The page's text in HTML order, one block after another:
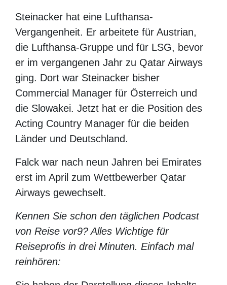
Steinacker hat eine Lufthansa-
Vergangenheit. Er arbeitete für Austrian,
die Lufthansa-Gruppe und für LSG, bevor er
im vergangenen Jahr zu Qatar Airways
ging. Dort war Steinacker bisher
Commercial Manager für Österreich und
die Slowakei. Jetzt hat er die Position des
Acting Country Manager für die beiden
Länder und Deutschland.
Falck war nach neun Jahren bei Emirates
erst im April zum Wettbewerber Qatar
Airways gewechselt.
Kennen Sie schon den täglichen Podcast
von Reise vor9? Alles Wichtige für
Reiseprofis in drei Minuten. Einfach mal
reinhören: